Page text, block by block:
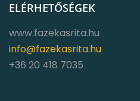
ELÉRHETŐSÉGEK
www.fazekasrita.hu
info@fazekasrita.hu
+36 20 418 7035